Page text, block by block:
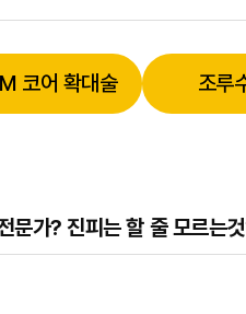
코어 확대술 조루
문가? 진피는 할 줄 모르는